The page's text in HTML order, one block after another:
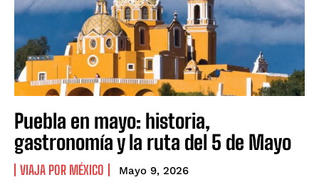
Puebla en mayo: historia,
gastronomía y la ruta del 5 de Mayo
VIAJA POR MÉXICO Mayo 9, 2026